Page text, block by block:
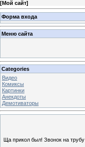
[Мой сайт]
Форма входа
Меню сайта
Categories
Видео
Комиксы
Картинки
Анекдоты
Демотиваторы
Ща прикол был! Звонок на трубу